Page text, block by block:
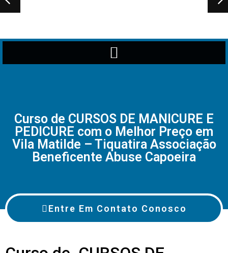
Curso de CURSOS DE MANICURE E
PEDICURE com o Melhor Preço em
Vila Matilde – Tiquatira Associação
Beneficente Abuse Capoeira
Entre Em Contato Conosco